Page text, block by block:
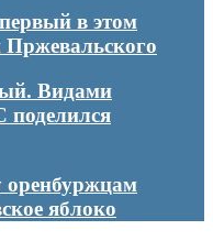
в этом
Пржевальского
Видами
поделился
оренбуржцам
яблоко